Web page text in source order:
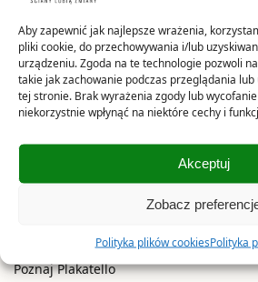
Aby zapewnić jak najlepsze wrażenia,
pliki cookie, do przechowywania i/lub
urządzeniu. Zgoda na te technologie pozwoli
takie jak zachowanie podczas przeglądania
tej stronie. Brak wyrażenia zgody lub
niekorzystnie wpłynąć na niektóre cechy i
Akceptuj
Zobacz
Polityka plików cookiesPolityka
Plakaty vintage / retro
Plakaty do pokoju dziecięcego
Plakaty czarno-białe
Plakaty z twarzami kobiet
Plakaty art déco
Plakaty włoskie / śródziemnomorskie
Zestawy i galerie plakatów
Poznaj Plakatello